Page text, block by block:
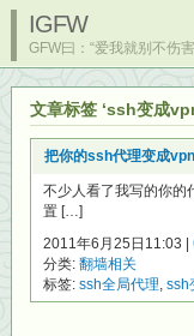
IGFW
GFW曰：“爱我就别不伤
文章标签 ‘ssh变成
把你的ssh代理变成
不少人看了我写的你的
置 […]
2011年6月25日11:03 |
分类: 翻墙相关
标签: ssh全局代理, ssh